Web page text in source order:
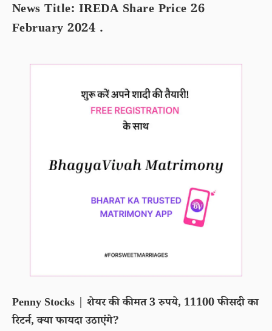
News Title: IREDA Share Price 26
February 2024 .
Penny Stocks | शेयर की कीमत 3 रुपये, 11100 फीसदी का
रिटर्न, क्या फायदा उठाएंगे?